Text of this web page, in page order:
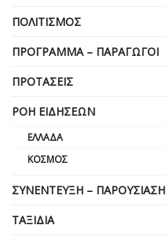
ΠΟΛΙΤΙΣΜΌΣ
ΠΡΌΓΡΑΜΜΑ – ΠΑΡΑΓΩΓΟΊ
ΠΡΟΤΆΣΕΙΣ
ΡΟΉ ΕΙΔΉΣΕΩΝ
ΕΛΛΆΔΑ
ΚΌΣΜΟΣ
ΣΥΝΈΝΤΕΥΞΗ – ΠΑΡΟΥΣΊΑΣΗ
ΤΑΞΊΔΙΑ